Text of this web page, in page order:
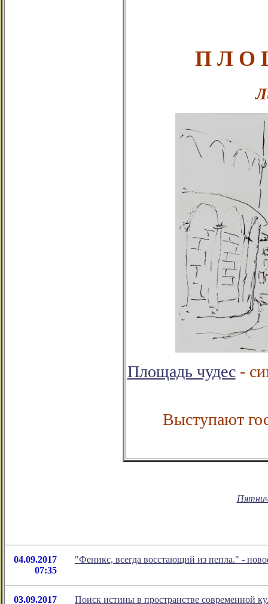
П Л О
Площадь чудес-
Выступают
04.09.2017
07:35
"Феникс, всегда восстающий из пепла." -
03.09.2017
Поиск истины в пространстве современной